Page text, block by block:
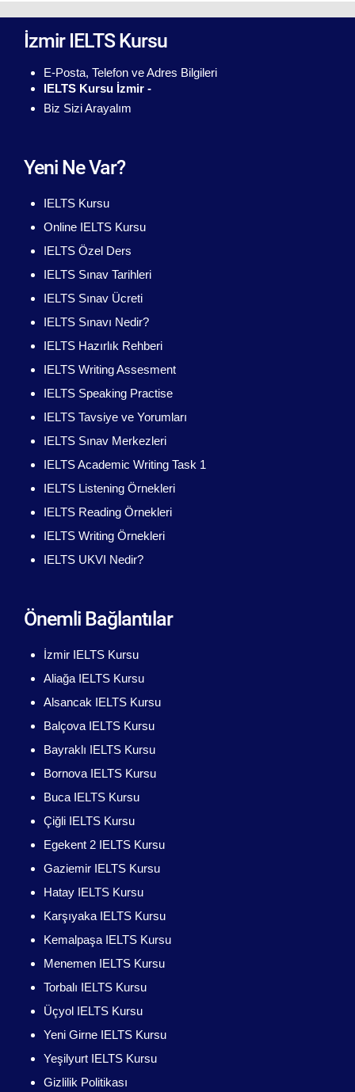
İzmir IELTS Kursu
E-Posta, Telefon ve Adres Bilgileri
IELTS Kursu İzmir -
Biz Sizi Arayalım
Yeni Ne Var?
IELTS Kursu
Online IELTS Kursu
IELTS Özel Ders
IELTS Sınav Tarihleri
IELTS Sınav Ücreti
IELTS Sınavı Nedir?
IELTS Hazırlık Rehberi
IELTS Writing Assesment
IELTS Speaking Practise
IELTS Tavsiye ve Yorumları
IELTS Sınav Merkezleri
IELTS Academic Writing Task 1
IELTS Listening Örnekleri
IELTS Reading Örnekleri
IELTS Writing Örnekleri
IELTS UKVI Nedir?
Önemli Bağlantılar
İzmir IELTS Kursu
Aliağa IELTS Kursu
Alsancak IELTS Kursu
Balçova IELTS Kursu
Bayraklı IELTS Kursu
Bornova IELTS Kursu
Buca IELTS Kursu
Çiğli IELTS Kursu
Egekent 2 IELTS Kursu
Gaziemir IELTS Kursu
Hatay IELTS Kursu
Karşıyaka IELTS Kursu
Kemalpaşa IELTS Kursu
Menemen IELTS Kursu
Torbalı IELTS Kursu
Üçyol IELTS Kursu
Yeni Girne IELTS Kursu
Yeşilyurt IELTS Kursu
Gizlilik Politikası